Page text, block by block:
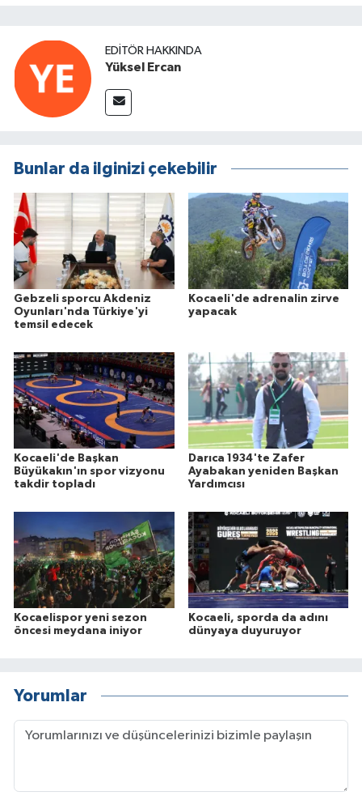
EDITÖR HAKKINDA
Yüksel Ercan
Bunlar da ilginizi çekebilir
Gebzeli sporcu Akdeniz
Oyunları'nda Türkiye'yi
temsil edecek
Kocaeli'de adrenalin zirve
yapacak
Kocaeli'de Başkan
Büyükakın'ın spor vizyonu
takdir topladı
Darıca 1934'te Zafer
Ayabakan yeniden Başkan
Yardımcısı
Kocaelispor yeni sezon
öncesi meydana iniyor
Kocaeli, sporda da adını
dünyaya duyuruyor
Yorumlar